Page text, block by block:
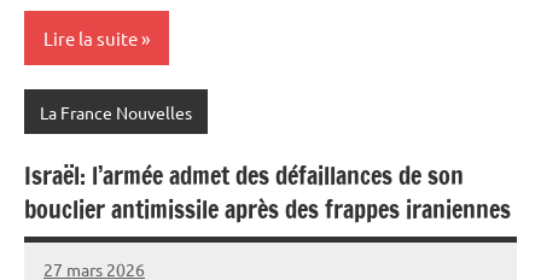
Lire la suite
La France Nouvelles
Israël: l’armée admet des défaillances de son
bouclier antimissile après des frappes iraniennes
27 mars 2026